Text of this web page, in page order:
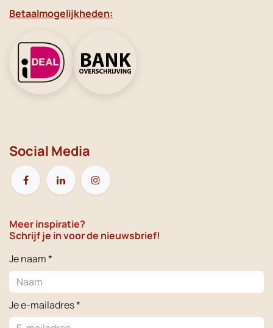
Betaalmogelijkheden:
Social Media
Meer inspiratie?
Schrijf je in voor de nieuwsbrief!
Je naam *
Je e-mailadres *